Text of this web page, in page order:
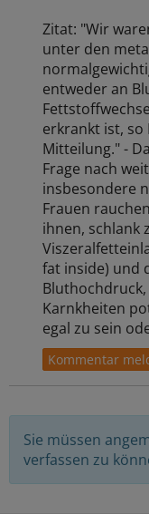
Zitat: "Wir
unter den
entweder an
erkrankt ist, so
Mitteilung." -
Frage nach
insbesondere
Frauen
ihnen, schlank
fat inside) und
Karnkheiten
egal zu sein
Sie müssen
verfassen zu